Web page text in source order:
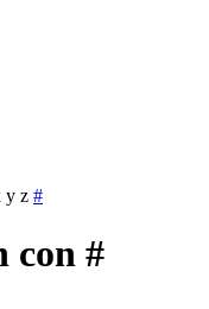
y z #
con #